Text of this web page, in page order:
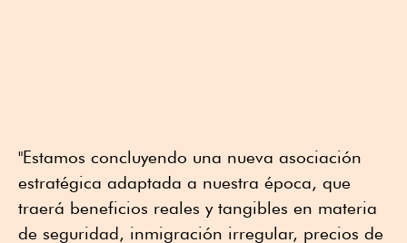
"Estamos concluyendo una nueva asociación
estratégica adaptada a nuestra época, que
traerá beneficios reales y tangibles en materia
de seguridad, inmigración irregular, precios de